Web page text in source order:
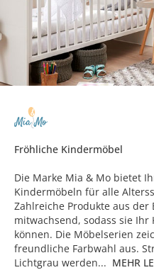
Fröhliche Kindermöbel
Die Marke Mia & Mo bietet
Kindermöbeln für alle
Zahlreiche Produkte aus
mitwachsend, sodass sie
können. Die Möbelserien
freundliche Farbwahl aus.
Lichtgrau werden... MEHR